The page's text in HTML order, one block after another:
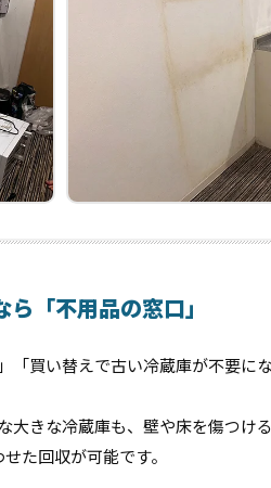
「不用品の窓口」
「買い替えで古い冷蔵庫が不要に
大きな冷蔵庫も、壁や床を傷つけ
た回収が可能です。